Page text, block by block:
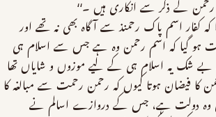
رحمن کے ذکر سے انکاری ہیں ۔‘‘
کفار اسم پاک رحمنذ سے آگاہ بھی نہ تھے اور
ہو گیا کہ اسم رحمن وہ ہے جس سے اسلام ہی
بے شک یہ اسلام ہی کے لیے موزوں و شایاں تھا
کا فیضان ہوتا کیوں کہ رحمن رحمت سے مبالغہ کا
وہ دولت ہے، جس کے دروازے اسالم نے